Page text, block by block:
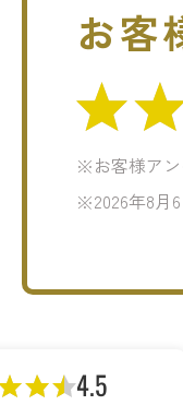
お客
※お客様アン
※2026年8月
4.5